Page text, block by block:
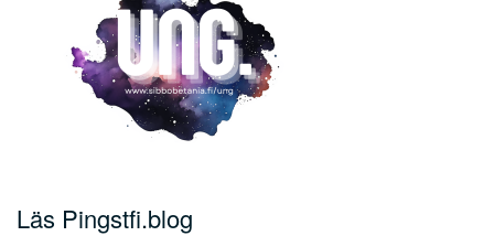
Läs Pingstfi.blog